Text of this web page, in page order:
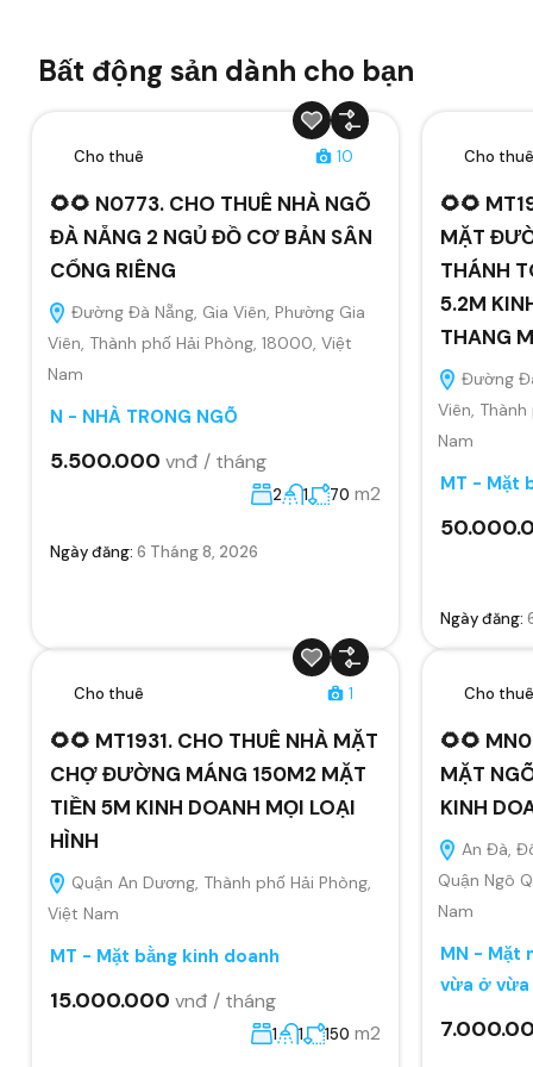
Bất động sản dành cho bạn
Cho thuê 10
🌻🌻 N0773. CHO THUÊ NHÀ NGÕ
ĐÀ NẴNG 2 NGỦ ĐỒ CƠ BẢN SÂN
CỔNG RIÊNG
Đường Đà Nẵng, Gia Viên, Phường Gia
Viên, Thành phố Hải Phòng, 18000, Việt
Nam
N - NHÀ TRONG NGÕ
5.500.000 vnđ / tháng
2 1 70 m2
Ngày đăng: 6 Tháng 8, 2026
Cho thuê
🌻🌻
MẶT
THÁNH
5.2M
THANG
Đường
Viên,
Nam
MT - Mặt
Ngày đăng:
Cho thuê 1
🌻🌻 MT1931. CHO THUÊ NHÀ MẶT
CHỢ ĐƯỜNG MÁNG 150M2 MẶT
TIỀN 5M KINH DOANH MỌI LOẠI
HÌNH
Quận An Dương, Thành phố Hải Phòng,
Việt Nam
MT - Mặt bằng kinh doanh
15.000.000 vnđ / tháng
1 1 150 m2
Cho thuê
🌻🌻
MẶT
KINH
An Đà,
Quận Ngô
Nam
MN - Mặt
vừa ở